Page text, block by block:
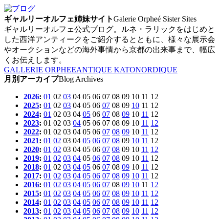
ギャルリーオルフェ姉妹サイトGalerie Orpheé Sister Sites
ギャルリーオルフェ公式ブログ。ルネ・ラリックをはじめと
した西洋アンティークをご紹介するとともに、様々な展示会
やオークションなどの海外事情から京都の出来事まで、幅広
くお伝えします。
GALLERIE ORPHEEANTIQUE KATONORDIQUE
月別アーカイプBlog Archives
2026: 01 02 03 04 05 06 07 08 09 10 11 12
2025: 01 02 03 04 05 06 07 08 09 10 11 12
2024: 01 02 03 04 05 06 07 08 09 10 11 12
2023: 01 02 03 04 05 06 07 08 09 10 11 12
2022: 01 02 03 04 05 06 07 08 09 10 11 12
2021: 01 02 03 04 05 06 07 08 09 10 11 12
2020: 01 02 03 04 05 06 07 08 09 10 11 12
2019: 01 02 03 04 05 06 07 08 09 10 11 12
2018: 01 02 03 04 05 06 07 08 09 10 11 12
2017: 01 02 03 04 05 06 07 08 09 10 11 12
2016: 01 02 03 04 05 06 07 08 09 10 11 12
2015: 01 02 03 04 05 06 07 08 09 10 11 12
2014: 01 02 03 04 05 06 07 08 09 10 11 12
2013: 01 02 03 04 05 06 07 08 09 10 11 12